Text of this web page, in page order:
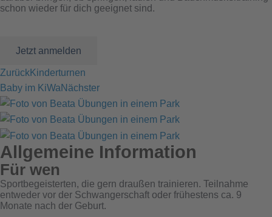
schon wieder für dich geeignet sind.
Jetzt anmelden
ZurückKinderturnen
Baby im KiWaNächster
Allgemeine Information
Für wen
Sportbegeisterten, die gern draußen trainieren. Teilnahme
entweder vor der Schwangerschaft oder frühestens ca. 9
Monate nach der Geburt.